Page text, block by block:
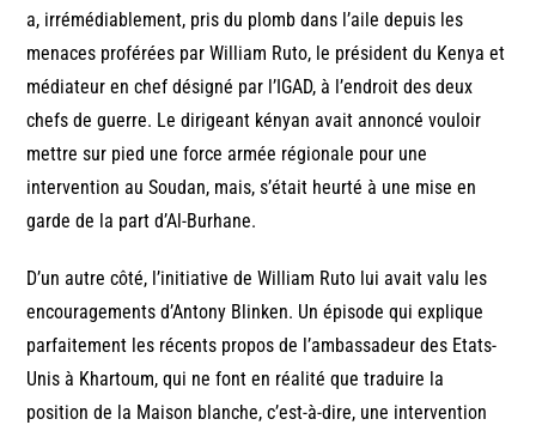
a, irrémédiablement, pris du plomb dans l’aile depuis les
menaces proférées par William Ruto, le président du Kenya et
médiateur en chef désigné par l’IGAD, à l’endroit des deux
chefs de guerre. Le dirigeant kényan avait annoncé vouloir
mettre sur pied une force armée régionale pour une
intervention au Soudan, mais, s’était heurté à une mise en
garde de la part d’Al-Burhane.
D’un autre côté, l’initiative de William Ruto lui avait valu les
encouragements d’Antony Blinken. Un épisode qui explique
parfaitement les récents propos de l’ambassadeur des Etats-
Unis à Khartoum, qui ne font en réalité que traduire la
position de la Maison blanche, c’est-à-dire, une intervention